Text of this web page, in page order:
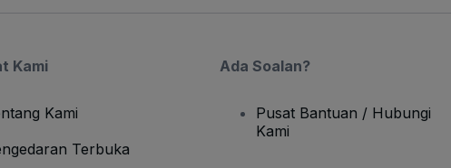
Kami
Kami
Terbuka
Ada Soalan?
Pusat Bantuan / Hubungi
Kami